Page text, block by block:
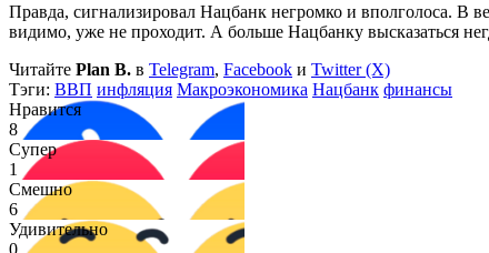
Правда, сигнализировал Нацбанк негромко и вполголоса. В
видимо, уже не проходит. А больше Нацбанку высказаться
Читайте Plan B. в Telegram, Facebook и Twitter (X)
Тэги: ВВП инфляция Макроэкономика Нацбанк финансы
Нравится
8
Супер
1
Смешно
6
Удивительно
0